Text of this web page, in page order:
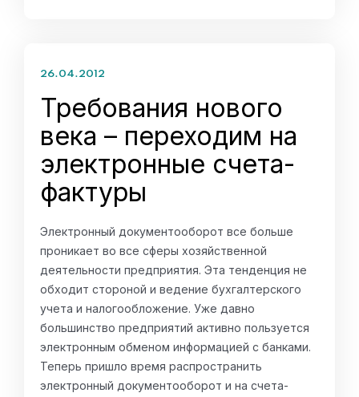
26.04.2012
Требования нового
века – переходим на
электронные счета-
фактуры
Электронный документооборот все больше
проникает во все сферы хозяйственной
деятельности предприятия. Эта тенденция не
обходит стороной и ведение бухгалтерского
учета и налогообложение. Уже давно
большинство предприятий активно пользуется
электронным обменом информацией с банками.
Теперь пришло время распространить
электронный документооборот и на счета-